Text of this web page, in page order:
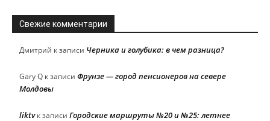
Свежие комментарии
Дмитрий к записи Черника и голубика: в чем разница?
Gary Q к записи Фрунзе — город пенсионеров на севере
Молдовы
liktvк записи Городские маршруты №20 и №25: летнее